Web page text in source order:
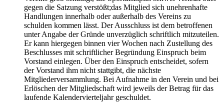
gegen die Satzung verstößt;das Mitglied sich unehrenhafte
Handlungen innerhalb oder außerhalb des Vereins zu
schulden kommen lässt. Der Ausschluss ist dem betroffenen
unter Angabe der Gründe unverzüglich schriftlich mitzuteilen.
Er kann hiergegen binnen vier Wochen nach Zustellung des
Beschlusses mit schriftlicher Begründung Einspruch beim
Vorstand einlegen. Über den Einspruch entscheidet, sofern
der Vorstand ihm nicht stattgibt, die nächste
Mitgliederversammlung. Bei Aufnahme in den Verein und bei
Erlöschen der Mitgliedschaft wird jeweils der Betrag für das
laufende Kalendervierteljahr geschuldet.